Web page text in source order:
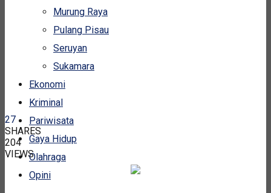
Murung Raya
Pulang Pisau
Seruyan
Sukamara
Ekonomi
Kriminal
Pariwisata
Gaya Hidup
Olahraga
Opini
27
SHARES
204
VIEWS